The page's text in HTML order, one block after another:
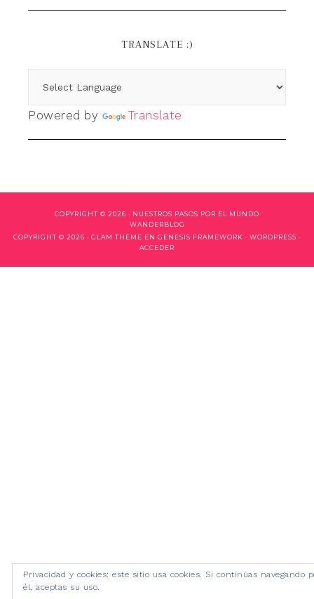
TRANSLATE :)
Powered by Translate
COPYRIGHT © 2026 · NUESTROS PASOS POR EL MUNDO
WANDERBLOG
COPYRIGHT © 2026 · GLAM THEME EN GENESIS FRAMEWORK · WORDPRESS ·
ACCEDER
Privacidad y cookies: este sitio usa cookies. Si continúas navegando
él, aceptas su uso.